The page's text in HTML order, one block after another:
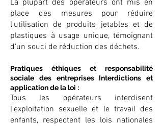
La plupart des opérateurs ont mis en
place des mesures pour réduire
l'utilisation de produits jetables et de
plastiques à usage unique, témoignant
d'un souci de réduction des déchets.
Pratiques éthiques et responsabilité
sociale des entreprises Interdictions et
application de la loi :
Tous les opérateurs interdisent
l'exploitation sexuelle et le travail des
enfants, respectent les lois nationales